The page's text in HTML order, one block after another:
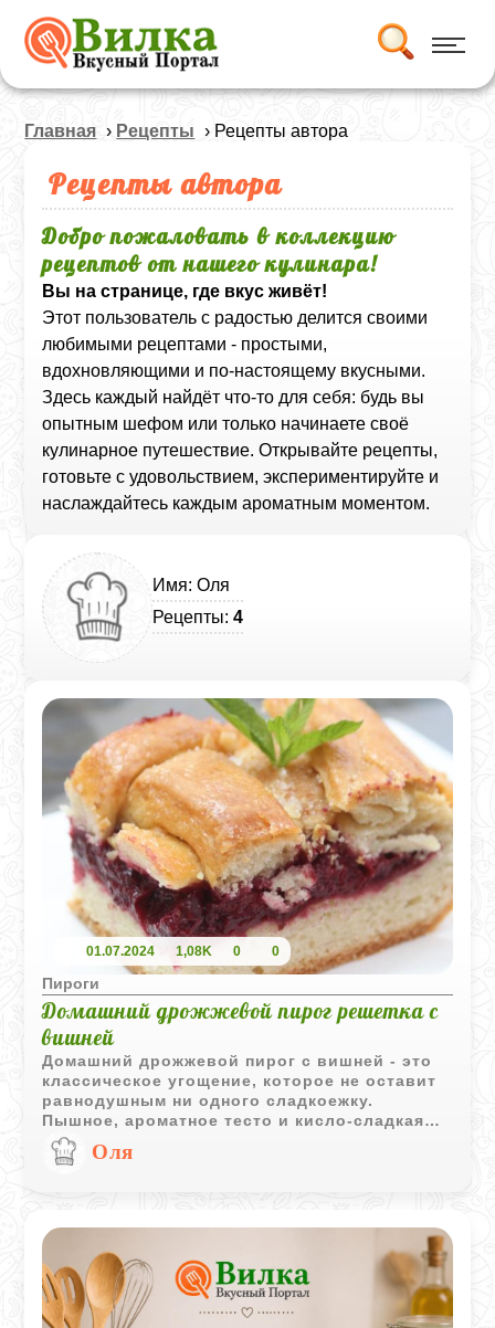
Главная › Рецепты › Рецепты автора
Рецепты автора
Добро пожаловать в коллекцию
рецептов от нашего кулинара!
Вы на странице, где вкус живёт!
Этот пользователь с радостью делится своими
любимыми рецептами - простыми,
вдохновляющими и по-настоящему вкусными.
Здесь каждый найдёт что-то для себя: будь вы
опытным шефом или только начинаете своё
кулинарное путешествие. Открывайте рецепты,
готовьте с удовольствием, экспериментируйте и
наслаждайтесь каждым ароматным моментом.
Имя: Оля
Рецепты:4
01.07.2024 1,08K 0 0
Пироги
Домашний дрожжевой пирог решетка с
вишней
Домашний дрожжевой пирог с вишней - это
классическое угощение, которое не оставит
равнодушным ни одного сладкоежку.
Пышное, ароматное тесто и кисло-сладкая
начинка из вишен создают идеальное
сочетание вкусов. Приготовление такого
стоит затраченных усилий. Попробуйте
домашняя выпечка намного вкуснее любой
покупной.
Оля